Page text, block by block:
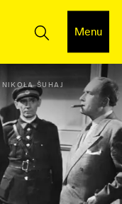
Menu
NIKOLA ŠUHAJ